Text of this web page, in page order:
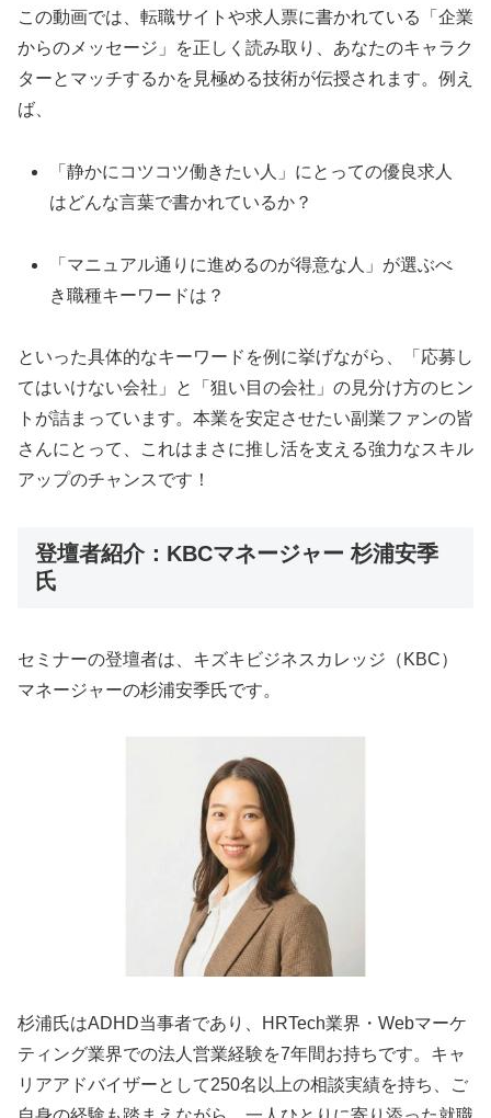
この動画では、転職サイトや求人票に書かれている「企業
からのメッセージ」を正しく読み取り、あなたのキャラク
ターとマッチするかを見極める技術が伝授されます。例え
ば、
「静かにコツコツ働きたい人」にとっての優良求人
はどんな言葉で書かれているか？
「マニュアル通りに進めるのが得意な人」が選ぶべ
き職種キーワードは？
といった具体的なキーワードを例に挙げながら、「応募し
てはいけない会社」と「狙い目の会社」の見分け方のヒン
トが詰まっています。本業を安定させたい副業ファンの皆
さんにとって、これはまさに推し活を支える強力なスキル
アップのチャンスです！
登壇者紹介：KBCマネージャー 杉浦安季
氏
セミナーの登壇者は、キズキビジネスカレッジ（KBC）
マネージャーの杉浦安季氏です。
杉浦氏はADHD当事者であり、HRTech業界・Webマーケ
ティング業界での法人営業経験を7年間お持ちです。キャ
リアアドバイザーとして250名以上の相談実績を持ち、ご